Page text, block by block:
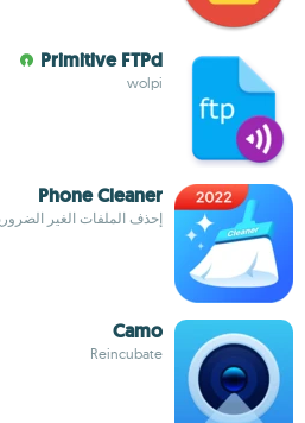
Primitive FTPd
wolpi
Phone Cleaner
إحذف الملفات الغير
Camo
Reincubate